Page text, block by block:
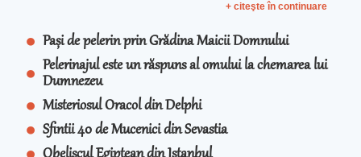
+ citeşte în continuare
Pași de pelerin prin Grădina Maicii Domnului
Pelerinajul este un răspuns al omului la chemarea lui
Dumnezeu
Misteriosul Oracol din Delphi
Sfintii 40 de Mucenici din Sevastia